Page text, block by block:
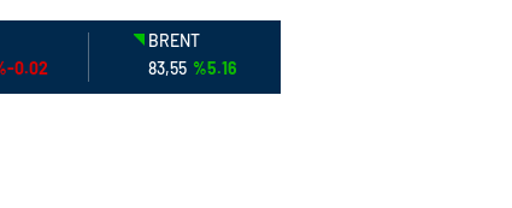
0.02
BRENT
83,55 %5.16